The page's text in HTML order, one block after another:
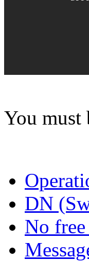
You must
DN
No